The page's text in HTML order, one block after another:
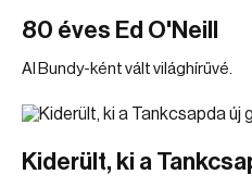
80 éves Ed O'Neill
Al Bundy-ként vált világhírűvé.
Kiderült, ki a